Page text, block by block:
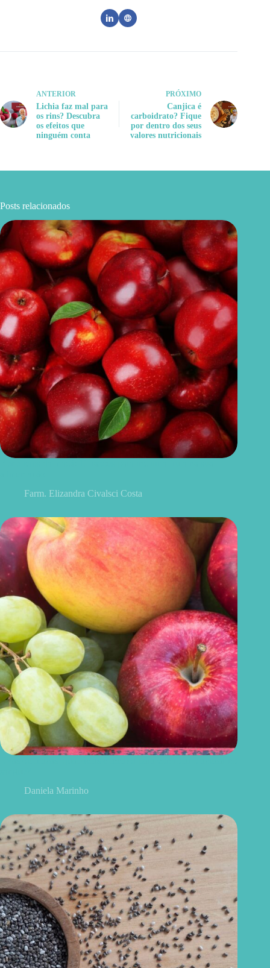
ANTERIOR
Lichia faz mal para
os rins? Descubra
os efeitos que
ninguém conta
PRÓXIMO
Canjica é
carboidrato? Fique
por dentro dos seus
valores nutricionais
Posts relacionados
Farm. Elizandra Civalsci Costa
Daniela Marinho